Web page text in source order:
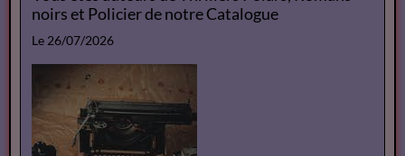
noirs et Policier de notre Catalogue
Le 26/07/2026